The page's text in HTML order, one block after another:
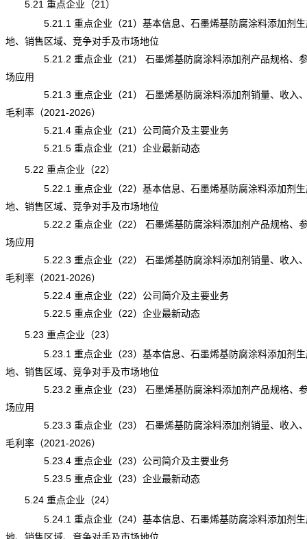
5.21 重点企业（21）
5.21.1 重点企业（21）基本信息、石墨烯基防腐涂料添加剂生
地、销售区域、竞争对手及市场地位
5.21.2 重点企业（21） 石墨烯基防腐涂料添加剂产品规格、参
场应用
5.21.3 重点企业（21） 石墨烯基防腐涂料添加剂销量、收入、
毛利率（2021-2026）
5.21.4 重点企业（21）公司简介及主要业务
5.21.5 重点企业（21）企业最新动态
5.22 重点企业（22）
5.22.1 重点企业（22）基本信息、石墨烯基防腐涂料添加剂生
地、销售区域、竞争对手及市场地位
5.22.2 重点企业（22） 石墨烯基防腐涂料添加剂产品规格、参
场应用
5.22.3 重点企业（22） 石墨烯基防腐涂料添加剂销量、收入、
毛利率（2021-2026）
5.22.4 重点企业（22）公司简介及主要业务
5.22.5 重点企业（22）企业最新动态
5.23 重点企业（23）
5.23.1 重点企业（23）基本信息、石墨烯基防腐涂料添加剂生
地、销售区域、竞争对手及市场地位
5.23.2 重点企业（23） 石墨烯基防腐涂料添加剂产品规格、参
场应用
5.23.3 重点企业（23） 石墨烯基防腐涂料添加剂销量、收入、
毛利率（2021-2026）
5.23.4 重点企业（23）公司简介及主要业务
5.23.5 重点企业（23）企业最新动态
5.24 重点企业（24）
5.24.1 重点企业（24）基本信息、石墨烯基防腐涂料添加剂生